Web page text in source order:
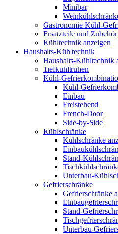
Minibar
Gastronomie Kühl-
Ersatzteile und Zubehör
Kühltechnik anzeigen
Haushalts-Kühltechnik
Haushalts-Kühltechnik
Tiefkühltruhen
Kühl-
Kühl-
Einbau
Freistehend
French-Door
Side-by-Side
Kühlschränke
Kühlschränke
Stand-
Unterbau-
Gefrierschränke
Gefrierschränke
Stand-
Unterbau-